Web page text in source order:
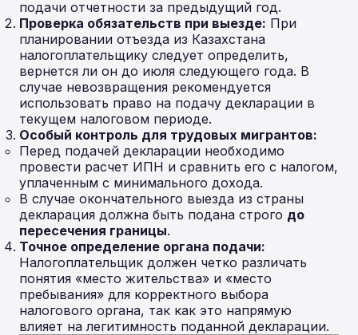
подачи отчетности за предыдущий год.
Проверка обязательств при выезде: При
планировании отъезда из Казахстана
налогоплательщику следует определить,
вернется ли он до июля следующего года. В
случае невозвращения рекомендуется
использовать право на подачу декларации в
текущем налоговом периоде.
Особый контроль для трудовых мигрантов:
Перед подачей декларации необходимо
провести расчет ИПН и сравнить его с налогом,
уплаченным с минимального дохода.
В случае окончательного выезда из страны
декларация должна быть подана строго до
пересечения границы.
Точное определение органа подачи:
Налогоплательщик должен четко различать
понятия «место жительства» и «место
пребывания» для корректного выбора
налогового органа, так как это напрямую
влияет на легитимность поданной декларации.